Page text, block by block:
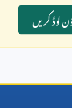
لوڈ کريں